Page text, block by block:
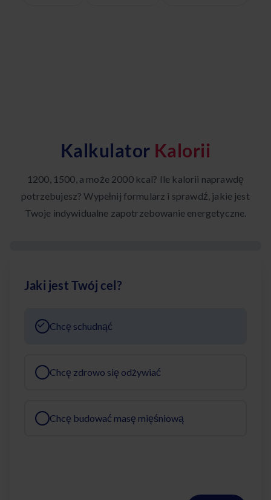
Kalkulator Kalorii
1200, 1500, a może 2000 kcal? Ile kalorii naprawdę
potrzebujesz? Wypełnij formularz i sprawdź, jakie jest
Twoje indywidualne zapotrzebowanie energetyczne.
Jaki jest Twój cel?
Chcę schudnąć
Chcę zdrowo się odżywiać
Chcę budować masę mięśniową